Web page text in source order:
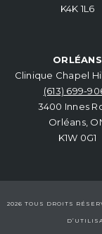
K4K 1L6
ORLÉANS
Clinique Chapel
(613) 699-
3400 Innes
Orléans,
K1W 0G1
2026 TOUS DROITS